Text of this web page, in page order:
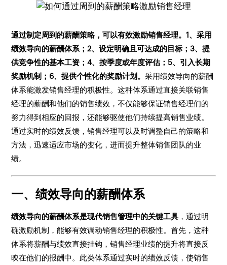
通过制定周到的薪酬策略，可以有效激励销售经理。1、采用
绩效导向的薪酬体系；2、设定明确且可达成的目标；3、提
供竞争性的基本工资；4、按季度或年度评估；5、引入长期
奖励机制；6、提供个性化的奖励计划。采用绩效导向的薪酬
体系能激发销售经理的积极性。这种体系通过直接关联销售
经理的薪酬和他们的销售绩效，不仅能够保证销售经理们的
努力得到相应的回报，还能够驱使他们持续提高销售业绩。
通过实时的绩效反馈，销售经理可以及时调整自己的策略和
方法，迅速适应市场的变化，进而提升整体销售团队的业
绩。
一、绩效导向的薪酬体系
绩效导向的薪酬体系是现代销售管理中的关键工具 ，通过明
确激励机制，能够有效调动销售经理的积极性。首先，这种
体系将薪酬与绩效直接挂钩，销售经理业绩的提升将直接反
映在他们的报酬中。此类体系通过实时的绩效反馈，使销售